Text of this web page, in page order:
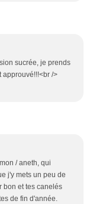
sucrée, je prends
approuvé!!!<br />
/ aneth, qui
j'y mets un peu de
bon et tes canelés
de fin d'année.